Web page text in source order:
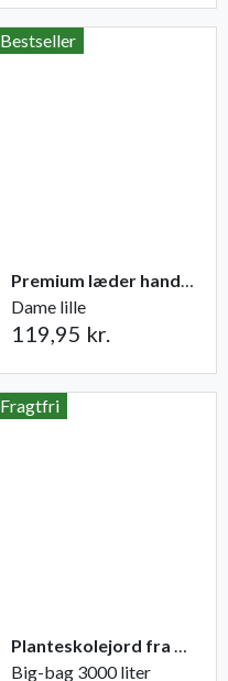
Bestseller
Premium læder handske Flutter
Dame lille
119,95 kr.
Fragtfri
Planteskolejord fra Champost
Big-bag 3000 liter